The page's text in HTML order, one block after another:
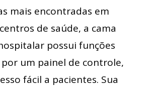
mais encontradas em
de saúde, a cama
possui funções
um painel de controle,
fácil a pacientes. Sua